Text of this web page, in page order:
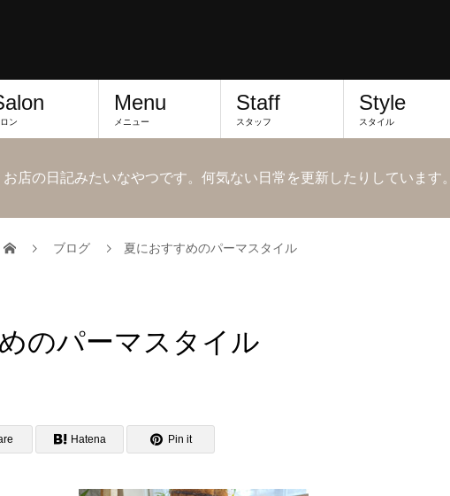
ン
Menu
メニュー
Staff
スタッフ
Style
スタイル
お店の日記みたいなやつです。何気ない日常を更新したりしています。
ブログ 夏におすすめのパーマスタイル
のパーマスタイル
Hatena Pin it